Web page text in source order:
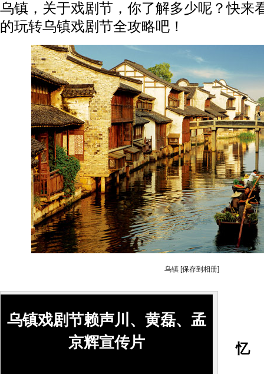
乌镇，关于戏剧节，你了解多少呢？快来
的玩转乌镇戏剧节全攻略吧！
乌镇 [保存到相册]
乌镇戏剧节赖声川、黄磊、孟
京辉宣传片
忆